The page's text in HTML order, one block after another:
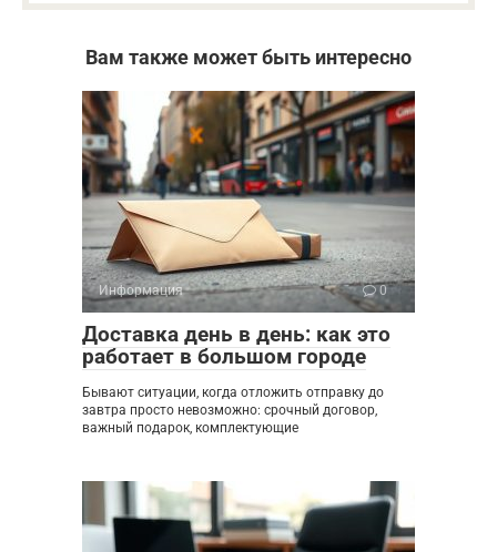
Вам также может быть интересно
Информация 0
Доставка день в день: как это
работает в большом городе
Бывают ситуации, когда отложить отправку до
завтра просто невозможно: срочный договор,
важный подарок, комплектующие